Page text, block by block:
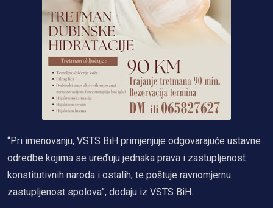
“Pri imenovanju, VSTS BiH primjenjuje odgovarajuće ustavne
odredbe kojima se uređuju jednaka prava i zastupljenost
konstitutivnih naroda i ostalih, te poštuje ravnomjernu
zastupljenost spolova”, dodaju iz VSTS BiH.